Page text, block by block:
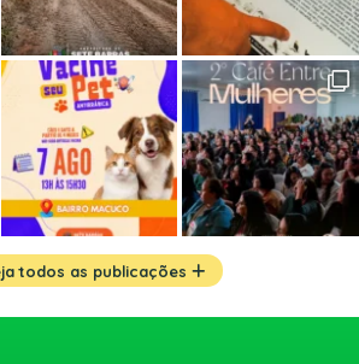
todos as publicações